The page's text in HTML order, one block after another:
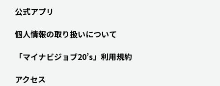
公式アプリ
個人情報の取り扱いについて
「マイナビジョブ20’s」利用規約
アクセス